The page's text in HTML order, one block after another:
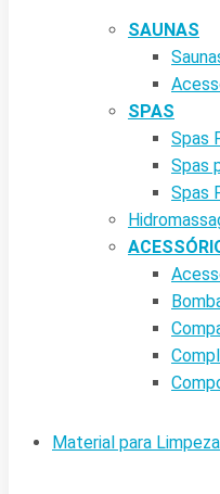
SAUNAS
SPAS
Spas
Spas
Spas
Material para Limpeza